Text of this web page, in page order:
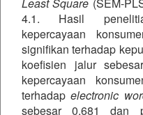
4.1. Hasil
kepercayaan
signifikan terhadap
koefisien jalur
kepercayaan
terhadapelectronic
sebesar 0,681 dan